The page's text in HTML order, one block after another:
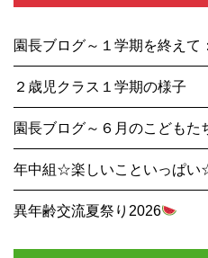
園長ブログ～１学期を終えて
２歳児クラス１学期の様子
園長ブログ～６月のこどもた
年中組☆楽しいこといっぱ
異年齢交流夏祭り2026